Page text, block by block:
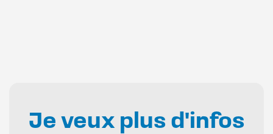
Je veux plus d'infos